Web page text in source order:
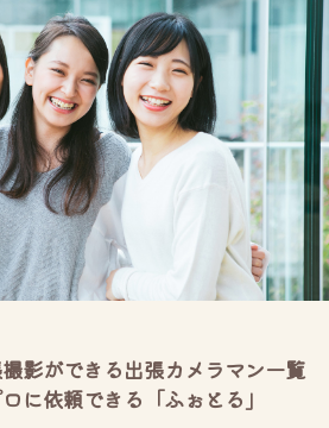
影ができる出張カメラマン一覧
に依頼できる「ふぉとる」